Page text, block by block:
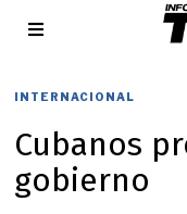
INTERNACIONAL
Cubanos
gobierno